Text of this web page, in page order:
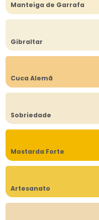
Manteiga de Garrafa
Gibraltar
Cuca Alemã
Sobriedade
Mostarda Forte
Artesanato